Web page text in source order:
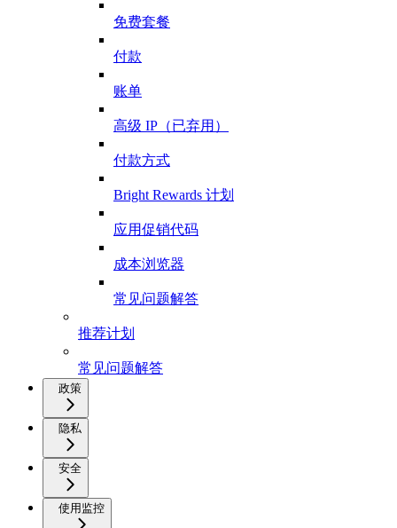
免费套餐
付款
账单
高级 IP（已弃用）
付款方式
Bright Rewards 计划
应用促销代码
成本浏览器
常见问题解答
推荐计划
常见问题解答
政策
隐私
安全
使用监控